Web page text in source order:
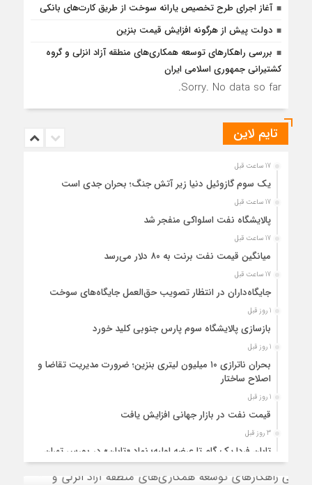
آغاز اجرای طرح تخصیص یارانه سوخت از طریق کارت‌های بانکی
دولت پیش از هرگونه افزایش قیمت بنزین
بررسی راهكارهای توسعه همكاری‌های منطقه آزاد انزلی و گروه
كشتیرانی جمهوری اسلامی ایران
Sorry. No data so far.
تایم لاین
17 ساعت قبل
یک سوم گازوئیل دنیا زیر آتش جنگ؛ بحران جدی است
17 ساعت قبل
پالایشگاه نفت اسلواکی منفجر شد
17 ساعت قبل
میانگین قیمت نفت برنت به ۸۰ دلار می‌رسد
17 ساعت قبل
جایگاه‌داران در انتظار تصویب حق‌العمل جایگاه‌های سوخت
1 روز قبل
بازسازی پالایشگاه سوم پارس جنوبی کلید خورد
1 روز قبل
بحران ناترازی ۱۰ میلیون لیتری بنزین؛ ضرورت مدیریت تقاضا و
اصلاح ساختار
1 روز قبل
قیمت نفت در بازار جهانی افزایش یافت
3 روز قبل
تابان فردا یک گام تا عرضه اولیه؛ نماد «تابان» در بورس تهران
درج شد